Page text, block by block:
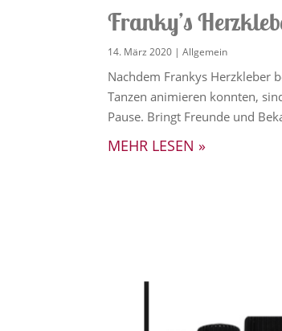
Franky’s
14. März 2020 |Allgemein
Nachdem Frankys Herzkleber
Tanzen animieren konnten,
Pause. Bringt Freunde und
MEHR LESEN